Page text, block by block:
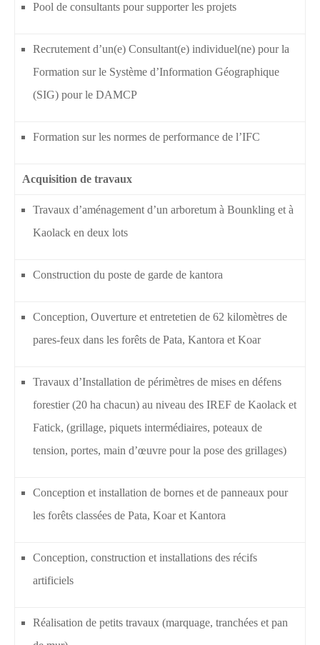
Pool de consultants pour supporter les projets
Recrutement d’un(e) Consultant(e) individuel(ne) pour la
Formation sur le Système d’Information Géographique
(SIG) pour le DAMCP
Formation sur les normes de performance de l’IFC
Acquisition de travaux
Travaux d’aménagement d’un arboretum à Bounkling et à
Kaolack en deux lots
Construction du poste de garde de kantora
Conception, Ouverture et entretetien de 62 kilomètres de
pares-feux dans les forêts de Pata, Kantora et Koar
Travaux d’Installation de périmètres de mises en défens
forestier (20 ha chacun) au niveau des IREF de Kaolack et
Fatick, (grillage, piquets intermédiaires, poteaux de
tension, portes, main d’œuvre pour la pose des grillages)
Conception et installation de bornes et de panneaux pour
les forêts classées de Pata, Koar et Kantora
Conception, construction et installations des récifs
artificiels
Réalisation de petits travaux (marquage, tranchées et pan